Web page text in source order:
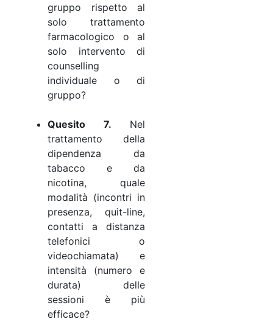
gruppo rispetto al
solo trattamento
farmacologico o al
solo intervento di
counselling
individuale o di
gruppo?
Quesito 7. Nel
trattamento della
dipendenza da
tabacco e da
nicotina, quale
modalità (incontri in
presenza, quit-line,
contatti a distanza
telefonici o
videochiamata) e
intensità (numero e
durata) delle
sessioni è più
efficace?